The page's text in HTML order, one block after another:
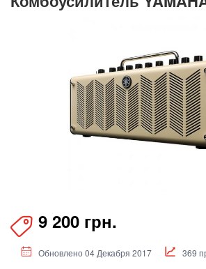
9 200 грн.
Обновлено 04 Декабря 2017 369